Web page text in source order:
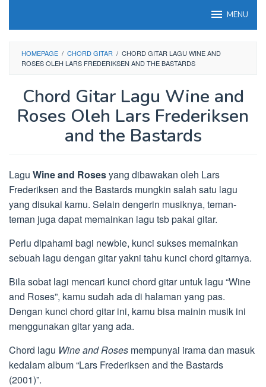
MENU
HOMEPAGE / CHORD GITAR / CHORD GITAR LAGU WINE AND
ROSES OLEH LARS FREDERIKSEN AND THE BASTARDS
Chord Gitar Lagu Wine and
Roses Oleh Lars Frederiksen
and the Bastards
Lagu Wine and Rosesyang dibawakan oleh Lars
Frederiksen and the Bastards mungkin salah satu lagu
yang disukai kamu. Selain dengerin musiknya, teman-
teman juga dapat memainkan lagu tsb pakai gitar.
Perlu dipahami bagi newbie, kunci sukses memainkan
sebuah lagu dengan gitar yakni tahu kunci chord gitarnya.
Bila sobat lagi mencari kunci chord gitar untuk lagu “Wine
and Roses”, kamu sudah ada di halaman yang pas.
Dengan kunci chord gitar ini, kamu bisa mainin musik ini
menggunakan gitar yang ada.
Chord lagu Wine and Roses mempunyai irama dan masuk
kedalam album “Lars Frederiksen and the Bastards
(2001)”.